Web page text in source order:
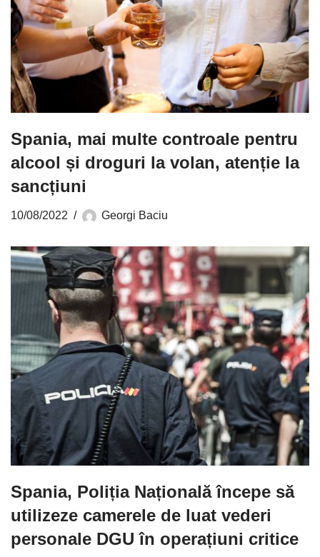
Spania, mai multe controale pentru
alcool și droguri la volan, atenție la
sancțiuni
10/08/2022 Georgi Baciu
Spania, Poliția Națională începe să
utilizeze camerele de luat vederi
personale DGU în operațiuni critice